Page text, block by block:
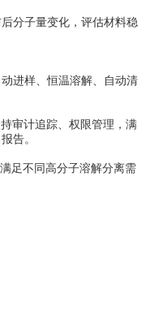
分子量变化，评估材料稳
进样、恒温溶解、自动清
审计追踪、权限管理，满
告。
足不同高分子溶解分离需